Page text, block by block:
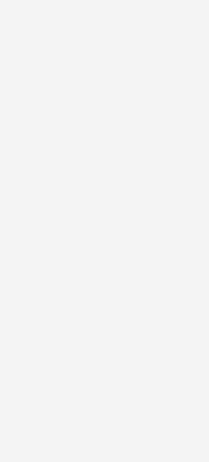
einem anderen Thema
vereinbaren.
Comfort+
kombinierter Wert der CO₂-
AGS Comfort